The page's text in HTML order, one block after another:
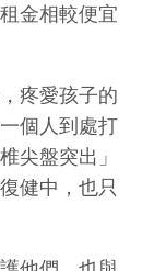
金相較便宜
疼愛孩子的
個人到處打
尖盤突出」
健中，也只